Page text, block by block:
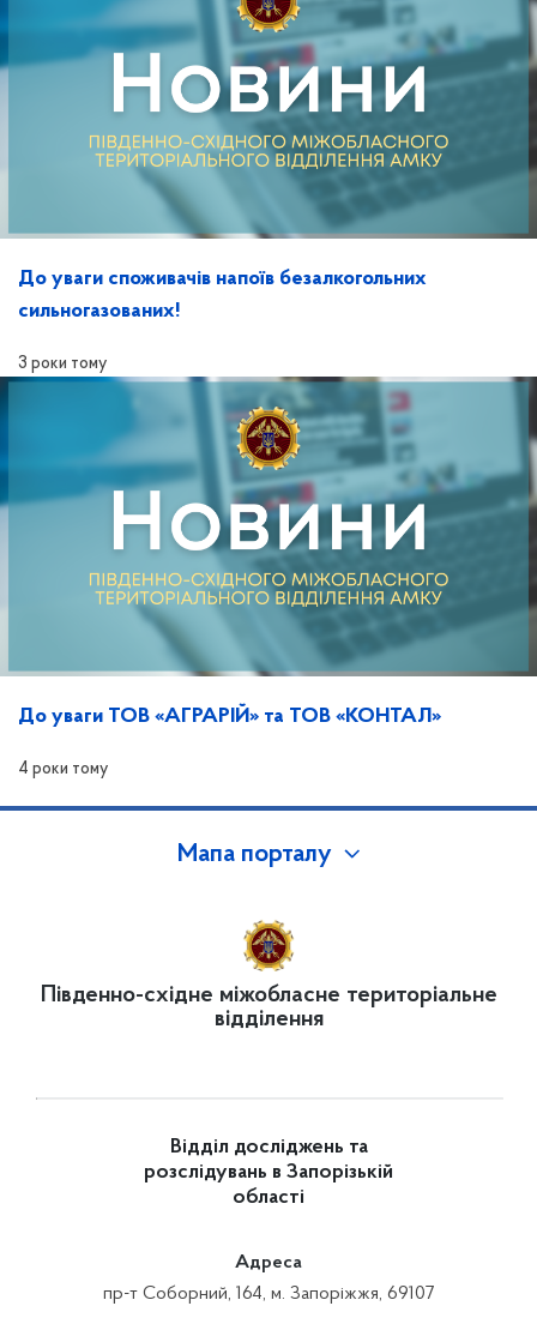
До уваги споживачів напоїв безалкогольних
сильногазованих!
3 роки тому
До уваги ТОВ «АГРАРІЙ» та ТОВ «КОНТАЛ»
4 роки тому
Мапа порталу
Південно-східне міжобласне територіальне
відділення
Відділ досліджень та
розслідувань в Запорізькій
області
Адреса
пр-т Соборний, 164, м. Запоріжжя, 69107